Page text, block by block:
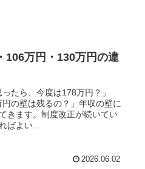
106万円・130万円の違
たら、今度は178万円？」
の壁は残るの？」年収の壁に
きます。制度改正が続いてい
ばよい...
2026.06.02